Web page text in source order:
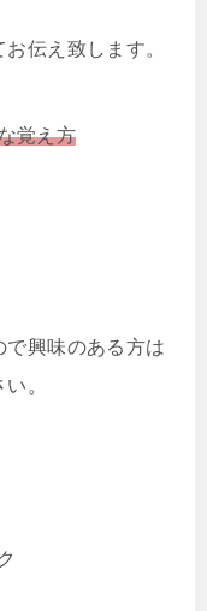
伝え致します。
覚え方
で興味のある方は
。